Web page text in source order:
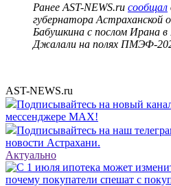
Ранее AST-NEWS.ru сообщал
губернатора Астраханской
Бабушкина с послом Ирана
Джалали на полях ПМЭФ-
AST-NEWS.ru
Подписывайтесь на новый
мессенджере MAX!
Подписывайтесь на наш
новости Астрахани.
Актуально